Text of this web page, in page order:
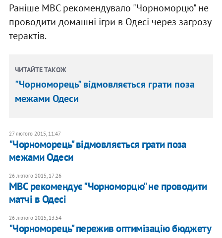
Раніше МВС рекомендувало "Чорноморцю" не
проводити домашні ігри в Одесі через загрозу
терактів.
ЧИТАЙТЕ ТАКОЖ
"Чорноморець" відмовляється грати поза
межами Одеси
27 лютого 2015, 11:47
"Чорноморець" відмовляється грати поза
межами Одеси
26 лютого 2015, 17:26
МВС рекомендує "Чорноморцю" не проводити
матчі в Одесі
26 лютого 2015, 13:54
"Чорноморець" пережив оптимізацію бюджету